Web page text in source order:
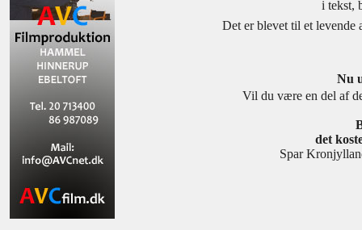
i tekst,
Det er blevet til et levende
Nu
Vil du være en del af
det
Spar